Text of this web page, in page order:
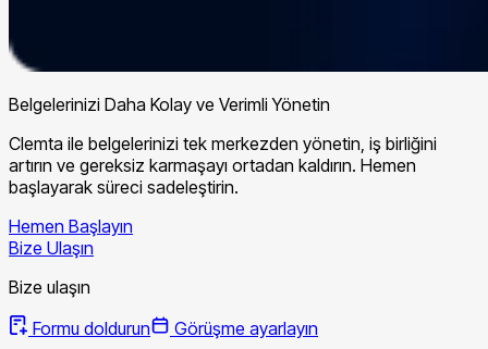
Belgelerinizi Daha Kolay ve Verimli Yönetin
Clemta ile belgelerinizi tek merkezden yönetin, iş birliğini
artırın ve gereksiz karmaşayı ortadan kaldırın. Hemen
başlayarak süreci sadeleştirin.
Hemen Başlayın
Bize Ulaşın
Bize ulaşın
Formu doldurun
Görüşme ayarlayın